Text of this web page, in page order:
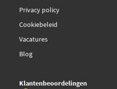
Privacy policy
Cookiebeleid
Vacatures
Blog
Klantenbeoordelingen